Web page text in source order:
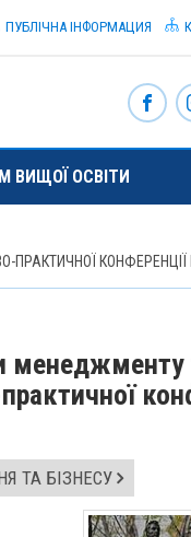
ПУБЛІЧНА ІНФОРМАЦИЯ
ВИЩОЇ ОСВІТИ
КОНФЕРЕНЦІЇ
менеджменту
ТА БІЗНЕСУ